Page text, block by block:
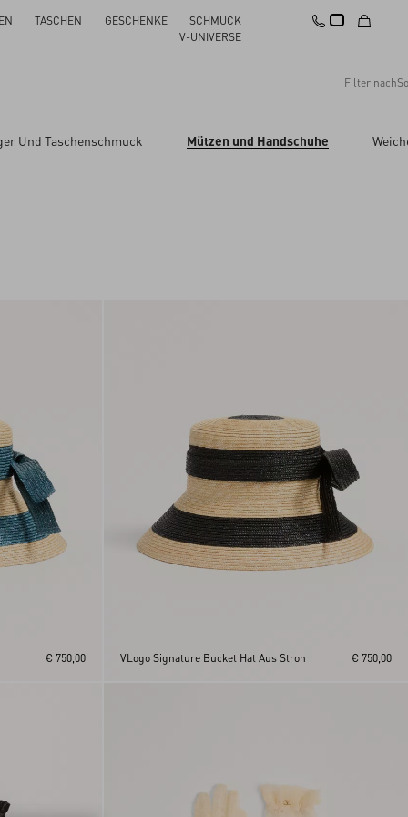
TASCHEN GESCHENKE
SCHMUCK
V-UNIVERSE
Filter nach
Alles zurücksetzen Änderungen übernehmen
Und Taschenschmuck Mützen und Handschuhe
€ 750,00 VLogo Signature Bucket Hat Aus Stroh € 750,00